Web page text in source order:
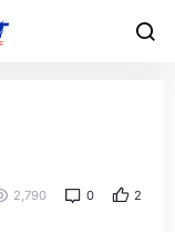
2,790 0 2